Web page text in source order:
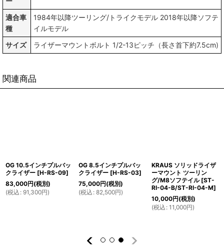
適合車
種
1984年以降ツーリング/トライクモデル 2018年以降ソフテ
イルモデル
サイズ
ライザーマウントボルト 1/2-13ピッチ（長さ首下約7.5cm)
関連商品
OG 10.5インチプルバッ
クライザー [H-RS-09]
83,000円(税別)
(税込 : 91,300円)
OG 8.5インチプルバッ
クライザー [H-RS-03]
75,000円(税別)
(税込 : 82,500円)
KRAUS ソリッドライザ
ーマウント ツーリン
グ/M8ソフテイル [ST-
RI-04-B/ST-RI-04-M]
10,000円(税別)
(税込 : 11,000円)